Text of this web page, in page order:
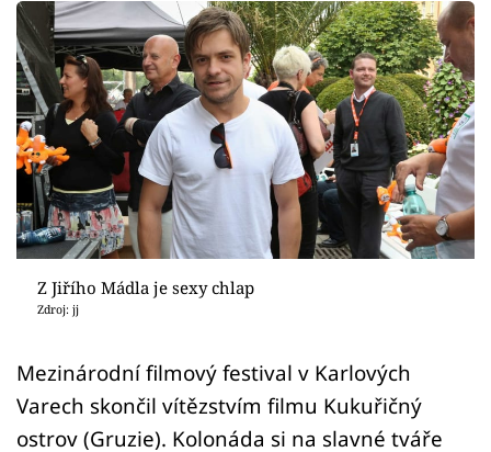
Showbyznys
Youtubeři
Virály
Sex a vztahy
Videa
Sledujte prima+
Sledujte nás
Z Jiřího Mádla je sexy chlap
Zdroj: jj
Mezinárodní filmový festival v Karlových
Varech skončil vítězstvím filmu Kukuřičný
ostrov (Gruzie). Kolonáda si na slavné tváře